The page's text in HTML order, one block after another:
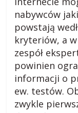
b
nabywców
powstają
kryteriów, a
zespół
powinien
informacji o
ew. testów.
zwykle